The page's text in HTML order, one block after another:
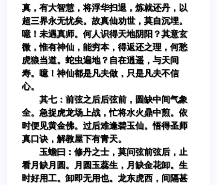
真，有大智慧，将浮华扫退，炼就还丹，以
超三界永无忧矣。故真仙劝世，莫自沉埋。
噫！未遇真师。何人识得天地阴阳？其意玄
微，惟有神仙，能穷本，得返还之理，何愁
虎狼当道。蛇虫遍地？自在逍遥，与天间
寿。噫！神仙都是凡夫做，只是凡夫不信
心。
其七：前弦之后后弦前，圆缺中间气象
全。急捉虎龙场上战，忙将水火鼎中煎。依
时便见黄金佛。过后难逢碧玉仙。悟得圣师
真口诀，解教屋下有青天。
玉蟾曰：修丹之士，莫问弦前弦后，止
看月缺月圆。月圆玉蕊生，月缺金花卸。生
时好用工。卸即无用也。龙东虎西，间隔甚